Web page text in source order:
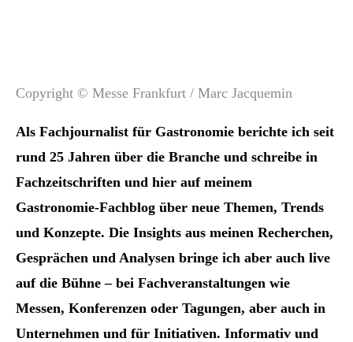
Copyright © Messe Frankfurt / Marc Jacquemin
Als Fachjournalist für Gastronomie berichte ich seit
rund 25 Jahren über die Branche und schreibe in
Fachzeitschriften und hier auf meinem
Gastronomie-Fachblog über neue Themen, Trends
und Konzepte. Die Insights aus meinen Recherchen,
Gesprächen und Analysen bringe ich aber auch live
auf die Bühne – bei Fachveranstaltungen wie
Messen, Konferenzen oder Tagungen, aber auch in
Unternehmen und für Initiativen. Informativ und